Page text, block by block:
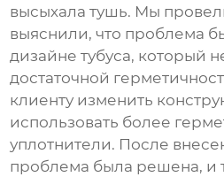
высыхала тушь. Мы
выяснили, что проблема
дизайне тубуса, который
достаточной
клиенту изменить
использовать более
уплотнители. После
проблема была решена, и